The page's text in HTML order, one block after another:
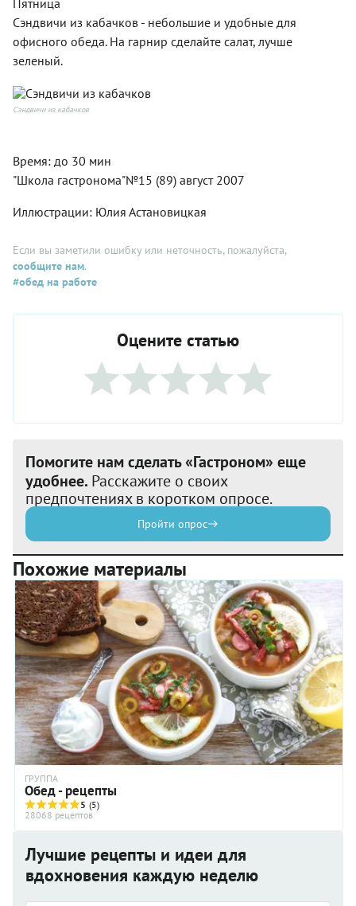
Пятница
Сэндвичи из кабачков - небольшие и удобные для
офисного обеда. На гарнир сделайте салат, лучше
зеленый.
Сэндвичи из кабачков
Время: до 30 мин
"Школа гастронома"№15 (89) август 2007
Иллюстрации: Юлия Астановицкая
Если вы заметили ошибку или неточность, пожалуйста,
сообщите нам.
#обед на работе
Оцените статью
Помогите нам сделать «Гастроном» еще
удобнее. Расскажите о своих
предпочтениях в коротком опросе.
Пройти опрос
Похожие материалы
ГРУППА
Обед - рецепты
5 (5)
28068 рецептов
Лучшие рецепты и идеи для
вдохновения каждую неделю